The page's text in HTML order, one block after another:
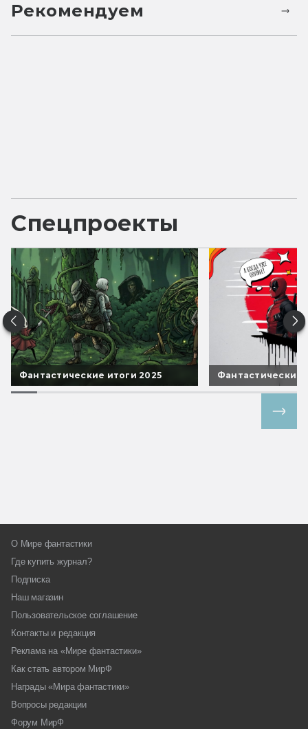
Рекомендуем
Спецпроекты
Фантастические итоги 2025 Фантастические
О Мире фантастики
Где купить журнал?
Подписка
Наш магазин
Пользовательское соглашение
Контакты и редакция
Реклама на «Мире фантастики»
Как стать автором МирФ
Награды «Мира фантастики»
Вопросы редакции
Форум МирФ